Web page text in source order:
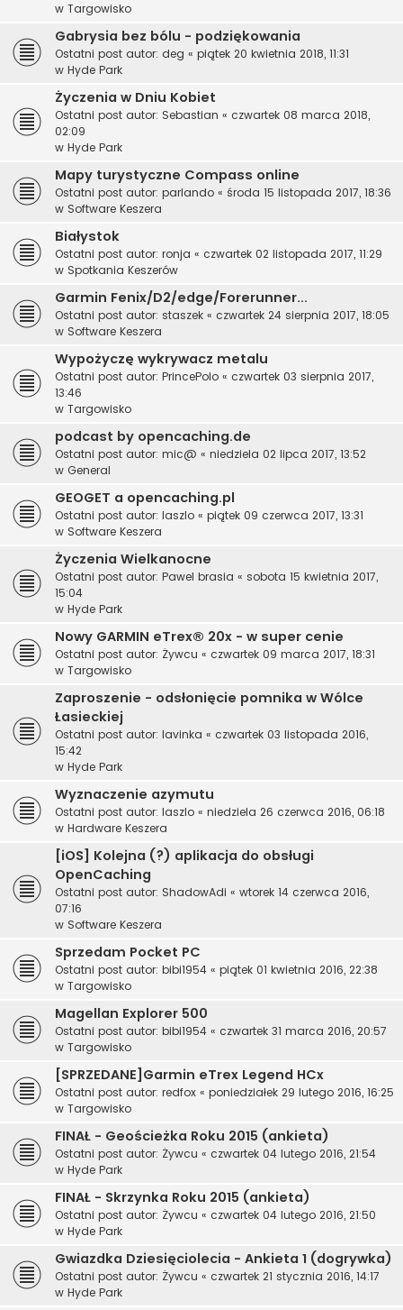
w Targowisko
Gabrysia bez bólu - podziękowania
Ostatni post autor: deg « piątek 20 kwietnia 2018, 11:31
w Hyde Park
Życzenia w Dniu Kobiet
Ostatni post autor: Sebastian « czwartek 08 marca 2018,
02:09
w Hyde Park
Mapy turystyczne Compass online
Ostatni post autor: parlando « środa 15 listopada 2017, 18:36
w Software Keszera
Białystok
Ostatni post autor: ronja « czwartek 02 listopada 2017, 11:29
w Spotkania Keszerów
Garmin Fenix/D2/edge/Forerunner...
Ostatni post autor: staszek « czwartek 24 sierpnia 2017, 18:05
w Software Keszera
Wypożyczę wykrywacz metalu
Ostatni post autor: PrincePolo « czwartek 03 sierpnia 2017,
13:46
w Targowisko
podcast by opencaching.de
Ostatni post autor: mic@ « niedziela 02 lipca 2017, 13:52
w General
GEOGET a opencaching.pl
Ostatni post autor: laszlo « piątek 09 czerwca 2017, 13:31
w Software Keszera
Życzenia Wielkanocne
Ostatni post autor: Pawel brasia « sobota 15 kwietnia 2017,
15:04
w Hyde Park
Nowy GARMIN eTrex® 20x - w super cenie
Ostatni post autor: Żywcu « czwartek 09 marca 2017, 18:31
w Targowisko
Zaproszenie - odsłonięcie pomnika w Wólce
Łasieckiej
Ostatni post autor: lavinka « czwartek 03 listopada 2016,
15:42
w Hyde Park
Wyznaczenie azymutu
Ostatni post autor: laszlo « niedziela 26 czerwca 2016, 06:18
w Hardware Keszera
[iOS] Kolejna (?) aplikacja do obsługi
OpenCaching
Ostatni post autor: ShadowAdi « wtorek 14 czerwca 2016,
07:16
w Software Keszera
Sprzedam Pocket PC
Ostatni post autor: bibi1954 « piątek 01 kwietnia 2016, 22:38
w Targowisko
Magellan Explorer 500
Ostatni post autor: bibi1954 « czwartek 31 marca 2016, 20:57
w Targowisko
[SPRZEDANE]Garmin eTrex Legend HCx
Ostatni post autor: redfox « poniedziałek 29 lutego 2016, 16:25
w Targowisko
FINAŁ - Geościeżka Roku 2015 (ankieta)
Ostatni post autor: Żywcu « czwartek 04 lutego 2016, 21:54
w Hyde Park
FINAŁ - Skrzynka Roku 2015 (ankieta)
Ostatni post autor: Żywcu « czwartek 04 lutego 2016, 21:50
w Hyde Park
Gwiazdka Dziesięciolecia - Ankieta 1 (dogrywka)
Ostatni post autor: Żywcu « czwartek 21 stycznia 2016, 14:17
w Hyde Park